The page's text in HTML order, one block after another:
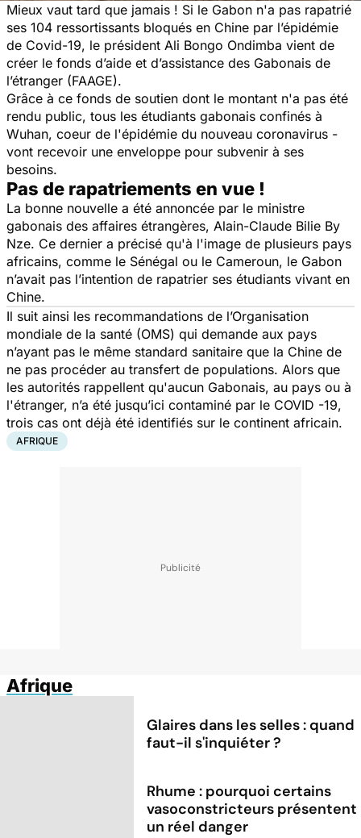
Mieux vaut tard que jamais ! Si le Gabon n'a pas rapatrié
ses 104 ressortissants bloqués en Chine par l’épidémie
de Covid-19, le président Ali Bongo Ondimba vient de
créer le fonds d’aide et d’assistance des Gabonais de
l’étranger (FAAGE).
Grâce à ce fonds de soutien dont le montant n'a pas été
rendu public, tous les étudiants gabonais confinés à
Wuhan, coeur de l'épidémie du nouveau coronavirus -
vont recevoir une enveloppe pour subvenir à ses
besoins.
Pas de rapatriements en vue !
La bonne nouvelle a été annoncée par le ministre
gabonais des affaires étrangères, Alain-Claude Bilie By
Nze. Ce dernier a précisé qu'à l'image de plusieurs pays
africains, comme le Sénégal ou le Cameroun, le Gabon
n’avait pas l’intention de rapatrier ses étudiants vivant en
Chine.
Il suit ainsi les recommandations de l’Organisation
mondiale de la santé (OMS) qui demande aux pays
n’ayant pas le même standard sanitaire que la Chine de
ne pas procéder au transfert de populations. Alors que
les autorités rappellent qu'aucun Gabonais, au pays ou à
l'étranger, n’a été jusqu’ici contaminé par le COVID -19,
trois cas ont déjà été identifiés sur le continent africain.
AFRIQUE
Afrique
Glaires dans les selles : quand
faut-il s'inquiéter ?
Rhume : pourquoi certains
vasoconstricteurs présentent
un réel danger